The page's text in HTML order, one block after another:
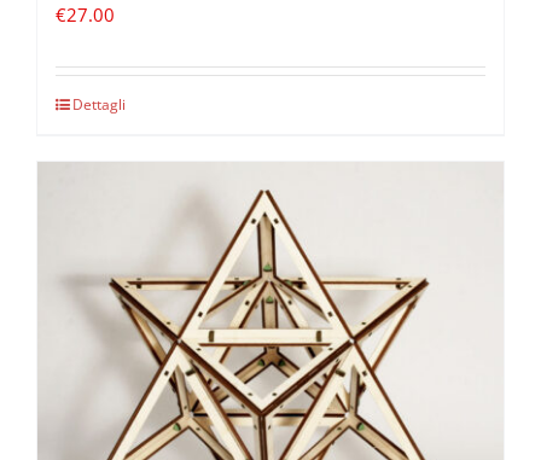
€27.00
Dettagli